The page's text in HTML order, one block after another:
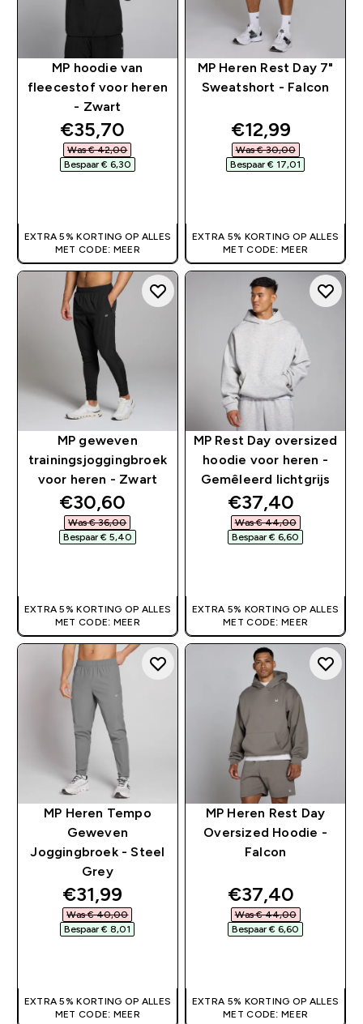
MP hoodie van
fleecestof voor heren
- Zwart
discounted price
€35,70‎
Was € 42,00‎
Bespaar € 6,30‎
EXTRA 5% KORTING OP ALLES
MET CODE: MEER
MP Heren Rest Day 7"
Sweatshort - Falcon
discounted
€12,99‎
Was € 30,00‎
Bespaar € 17,01‎
EXTRA 5% KORTING OP ALLES
MET CODE: MEER
MP geweven
trainingsjoggingbroek
voor heren - Zwart
discounted price
€30,60‎
Was € 36,00‎
Bespaar € 5,40‎
EXTRA 5% KORTING OP ALLES
MET CODE: MEER
MP Rest Day oversized
hoodie voor heren -
Gemêleerd lichtgrijs
discounted
€37,40‎
Was € 44,00‎
Bespaar € 6,60‎
EXTRA 5% KORTING OP ALLES
MET CODE: MEER
MP Heren Tempo
Geweven
Joggingbroek - Steel
Grey
discounted price
€31,99‎
Was € 40,00‎
Bespaar € 8,01‎
EXTRA 5% KORTING OP ALLES
MET CODE: MEER
MP Heren Rest Day
Oversized Hoodie -
Falcon
discounted
€37,40‎
Was € 44,00‎
Bespaar € 6,60‎
EXTRA 5% KORTING OP ALLES
MET CODE: MEER